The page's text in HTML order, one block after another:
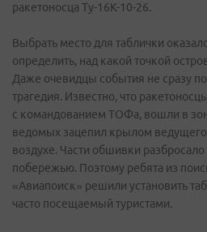
ракетоносца Ту-16К-10-26.
Выбрать место для таблички
определить, над какой точкой
Даже очевидцы события не сразу
трагедия. Известно, что
с командованием ТОФа, вошли в
ведомых зацепил крылом
воздухе. Части обшивки
побережью. Поэтому ребята из
«Авиапоиск» решили установить
часто посещаемый туристами.